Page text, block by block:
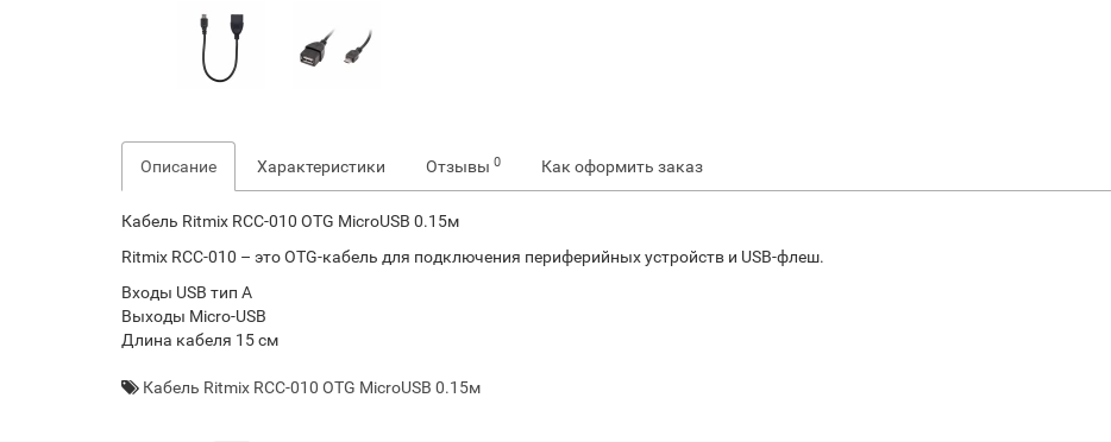
Описание Характеристики Отзывы 0 Как оформить заказ
Кабель Ritmix RCC-010 OTG MicroUSB 0.15м
Ritmix RCC-010 – это OTG-кабель для подключения периферийных устройств и USB-флеш.
Входы USB тип A
Выходы Micro-USB
Длина кабеля 15 см
Кабель Ritmix RCC-010 OTG MicroUSB 0.15м